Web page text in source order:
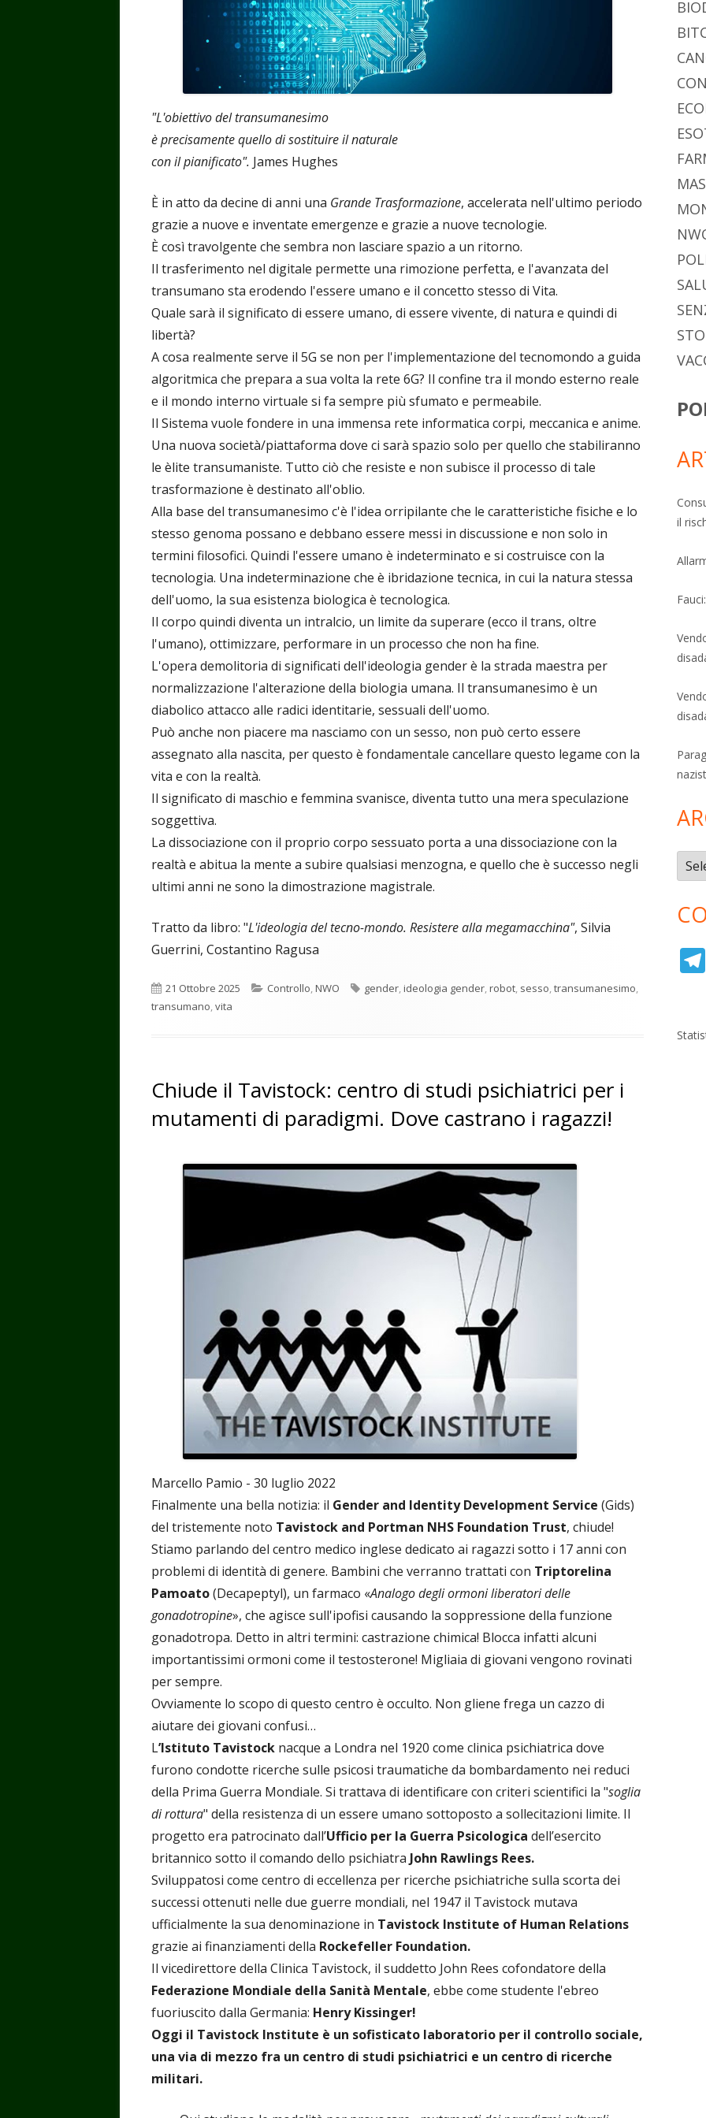
"L'obiettivo del transumanesimo
è precisamente quello di sostituire il naturale
con il pianificato". James Hughes
È in atto da decine di anni una Grande Trasformazione, accelerata nell'ultimo periodo
grazie a nuove e inventate emergenze e grazie a nuove tecnologie.
È così travolgente che sembra non lasciare spazio a un ritorno.
Il trasferimento nel digitale permette una rimozione perfetta, e l'avanzata del
transumano sta erodendo l'essere umano e il concetto stesso di Vita.
Quale sarà il significato di essere umano, di essere vivente, di natura e quindi di
libertà?
A cosa realmente serve il 5G se non per l'implementazione del tecnomondo a guida
algoritmica che prepara a sua volta la rete 6G? Il confine tra il mondo esterno reale
e il mondo interno virtuale si fa sempre più sfumato e permeabile.
Il Sistema vuole fondere in una immensa rete informatica corpi, meccanica e anime.
Una nuova società/piattaforma dove ci sarà spazio solo per quello che stabiliranno
le èlite transumaniste. Tutto ciò che resiste e non subisce il processo di tale
trasformazione è destinato all'oblio.
Alla base del transumanesimo c'è l'idea orripilante che le caratteristiche fisiche e lo
stesso genoma possano e debbano essere messi in discussione e non solo in
termini filosofici. Quindi l'essere umano è indeterminato e si costruisce con la
tecnologia. Una indeterminazione che è ibridazione tecnica, in cui la natura stessa
dell'uomo, la sua esistenza biologica è tecnologica.
Il corpo quindi diventa un intralcio, un limite da superare (ecco il trans, oltre
l'umano), ottimizzare, performare in un processo che non ha fine.
L'opera demolitoria di significati dell'ideologia gender è la strada maestra per
normalizzazione l'alterazione della biologia umana. Il transumanesimo è un
diabolico attacco alle radici identitarie, sessuali dell'uomo.
Può anche non piacere ma nasciamo con un sesso, non può certo essere
assegnato alla nascita, per questo è fondamentale cancellare questo legame con la
vita e con la realtà.
Il significato di maschio e femmina svanisce, diventa tutto una mera speculazione
soggettiva.
La dissociazione con il proprio corpo sessuato porta a una dissociazione con la
realtà e abitua la mente a subire qualsiasi menzogna, e quello che è successo negli
ultimi anni ne sono la dimostrazione magistrale.
Tratto da libro: "L'ideologia del tecno-mondo. Resistere alla megamacchina", Silvia
Guerrini, Costantino Ragusa
Pubblicato
21 Ottobre 2025 Categorie
Controllo,NWO Tag
gender,ideologia gender,robot, sesso,transumanesimo,
transumano,vita
Chiude il Tavistock: centro di studi psichiatrici per i
mutamenti di paradigmi. Dove castrano i ragazzi!
Marcello Pamio - 30 luglio 2022
Finalmente una bella notizia: il Gender and Identity Development Service (Gids)
del tristemente noto Tavistock and Portman NHS Foundation Trust, chiude!
Stiamo parlando del centro medico inglese dedicato ai ragazzi sotto i 17 anni con
problemi di identità di genere. Bambini che verranno trattati con Triptorelina
Pamoato(Decapeptyl), un farmaco «Analogo degli ormoni liberatori delle
gonadotropine», che agisce sull'ipofisi causando la soppressione della funzione
gonadotropa. Detto in altri termini: castrazione chimica! Blocca infatti alcuni
importantissimi ormoni come il testosterone! Migliaia di giovani vengono rovinati
per sempre.
Ovviamente lo scopo di questo centro è occulto. Non gliene frega un cazzo di
aiutare dei giovani confusi…
L’Istituto Tavistock nacque a Londra nel 1920 come clinica psichiatrica dove
furono condotte ricerche sulle psicosi traumatiche da bombardamento nei reduci
della Prima Guerra Mondiale. Si trattava di identificare con criteri scientifici la "soglia
di rottura" della resistenza di un essere umano sottoposto a sollecitazioni limite. Il
progetto era patrocinato dall’Ufficio per la Guerra Psicologica dell’esercito
britannico sotto il comando dello psichiatra John Rawlings Rees.
Sviluppatosi come centro di eccellenza per ricerche psichiatriche sulla scorta dei
successi ottenuti nelle due guerre mondiali, nel 1947 il Tavistock mutava
ufficialmente la sua denominazione in Tavistock Institute of Human Relations
grazie ai finanziamenti della Rockefeller Foundation.
Il vicedirettore della Clinica Tavistock, il suddetto John Rees cofondatore della
Federazione Mondiale della Sanità Mentale, ebbe come studente l'ebreo
fuoriuscito dalla Germania: Henry Kissinger!
Oggi il Tavistock Institute è un sofisticato laboratorio per il controllo sociale,
una via di mezzo fra un centro di studi psichiatrici e un centro di ricerche
militari.
il